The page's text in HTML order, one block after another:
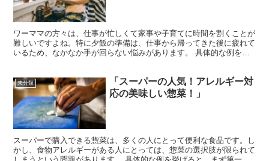
ワーママの方々は、仕事が忙しくて家事や子育てに時間を割くことが
難しいですよね。特に夕飯の準備は、仕事から帰ってきた後に疲れて
いるため、なかなか手が回らない悩みがあります。 具体的な例を挙
未分類
「スーパーの人気！アレルギー対
応の美味しい惣菜！」
スーパーで購入できる惣菜は、多くの人にとって便利な食品です。し
かし、食物アレルギーがある人にとっては、惣菜の選択肢が限られて